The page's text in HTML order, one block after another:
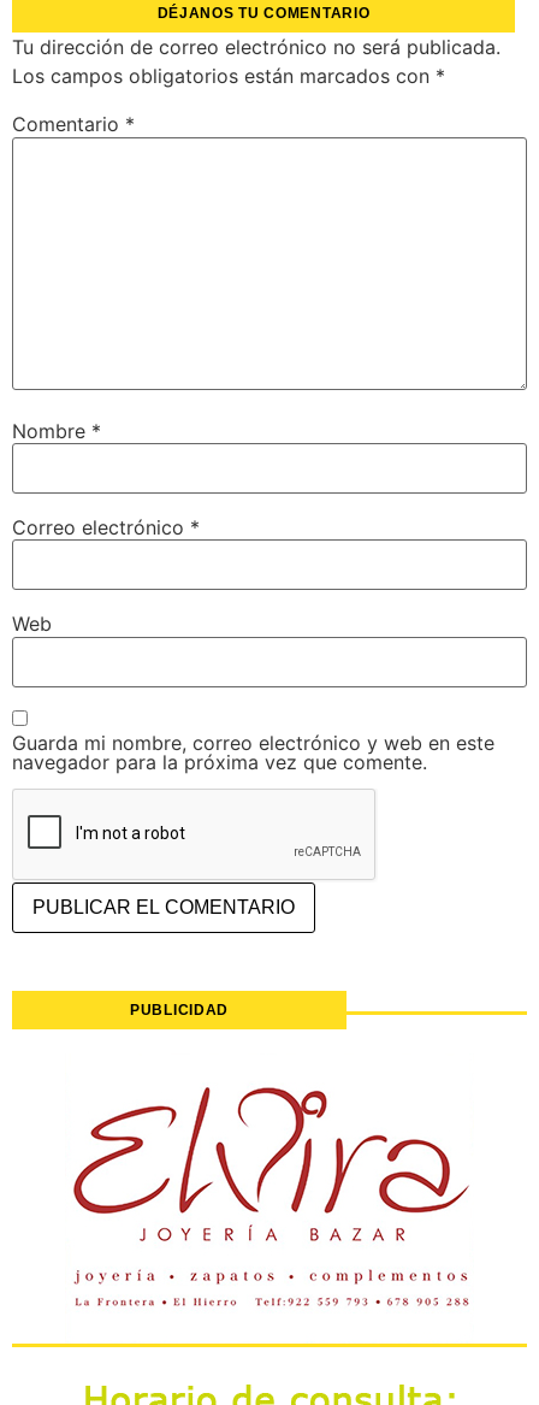
DÉJANOS TU COMENTARIO
Tu dirección de correo electrónico no será publicada.
Los campos obligatorios están marcados con *
Comentario *
Nombre *
Correo electrónico *
Web
Guarda mi nombre, correo electrónico y web en este
navegador para la próxima vez que comente.
PUBLICIDAD